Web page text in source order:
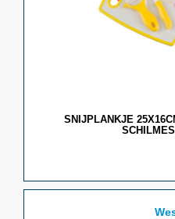
SNIJPLANKJE